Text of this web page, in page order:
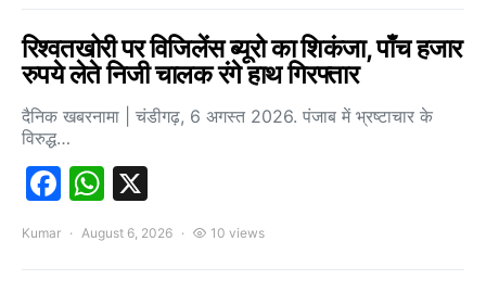
रिश्वतखोरी पर विजिलेंस ब्यूरो का शिकंजा, पाँच हजार
रुपये लेते निजी चालक रंगे हाथ गिरफ्तार
दैनिक खबरनामा | चंडीगढ़, 6 अगस्त 2026. पंजाब में भ्रष्टाचार के
विरुद्ध…
Facebook
WhatsApp
Kumar August 6, 2026 10 views